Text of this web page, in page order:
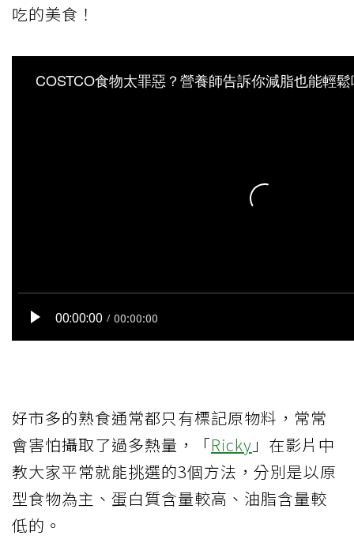
吃的美食！
好市多的熟食通常都只有標記原物料，常常
會害怕攝取了過多熱量，「Ricky 」在影片中
教大家平常就能挑選的3個方法，分別是以原
型食物為主、蛋白質含量較高、油脂含量較
低的。